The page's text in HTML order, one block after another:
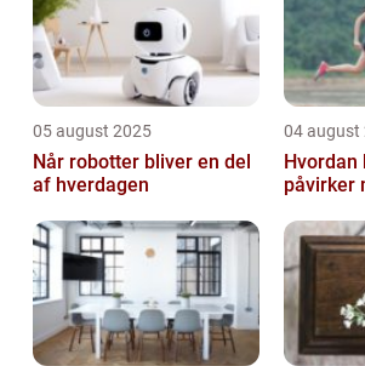
05 august 2025
Når robotter bliver en del
af hverdagen
04 august
Hvordan
påvirker